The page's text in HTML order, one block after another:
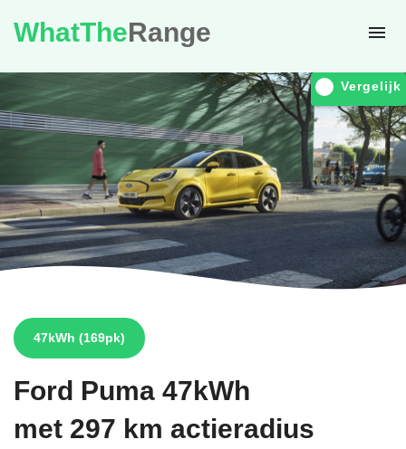
WhatTheRange
Vergelijk
47kWh (169pk)
Ford Puma 47kWh
met 297 km actieradius